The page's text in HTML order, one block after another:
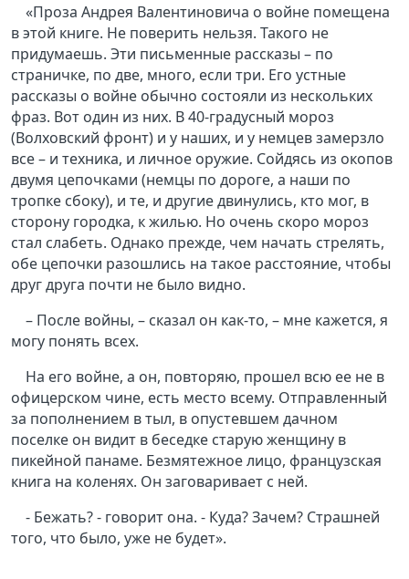
«Проза Андрея Валентиновича о войне помещена
в этой книге. Не поверить нельзя. Такого не
придумаешь. Эти письменные рассказы – по
страничке, по две, много, если три. Его устные
рассказы о войне обычно состояли из нескольких
фраз. Вот один из них. В 40-градусный мороз
(Волховский фронт) и у наших, и у немцев замерзло
все – и техника, и личное оружие. Сойдясь из окопов
двумя цепочками (немцы по дороге, а наши по
тропке сбоку), и те, и другие двинулись, кто мог, в
сторону городка, к жилью. Но очень скоро мороз
стал слабеть. Однако прежде, чем начать стрелять,
обе цепочки разошлись на такое расстояние, чтобы
друг друга почти не было видно.
– После войны, – сказал он как-то, – мне кажется, я
могу понять всех.
На его войне, а он, повторяю, прошел всю ее не в
офицерском чине, есть место всему. Отправленный
за пополнением в тыл, в опустевшем дачном
поселке он видит в беседке старую женщину в
пикейной панаме. Безмятежное лицо, французская
книга на коленях. Он заговаривает с ней.
- Бежать? - говорит она. - Куда? Зачем? Страшней
того, что было, уже не будет».